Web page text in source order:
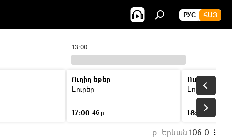
РУС ՀԱՅ
13:00
Ուղիղ եթեր
Լուրեր
17:00 46 ր
Ուղիղ եթեր
Լուրեր
18:00
ք. Երևան 106.0